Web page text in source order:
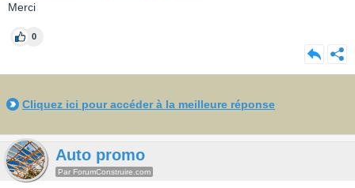
Merci
0
Cliquez ici pour accéder à la meilleure réponse
Auto promo
Par ForumConstruire.com